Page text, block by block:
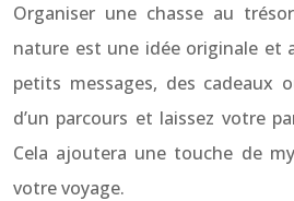
Organiser une chasse au
nature est une idée originale et
petits messages, des cadeaux
d’un parcours et laissez votre
Cela ajoutera une touche de
votre voyage.